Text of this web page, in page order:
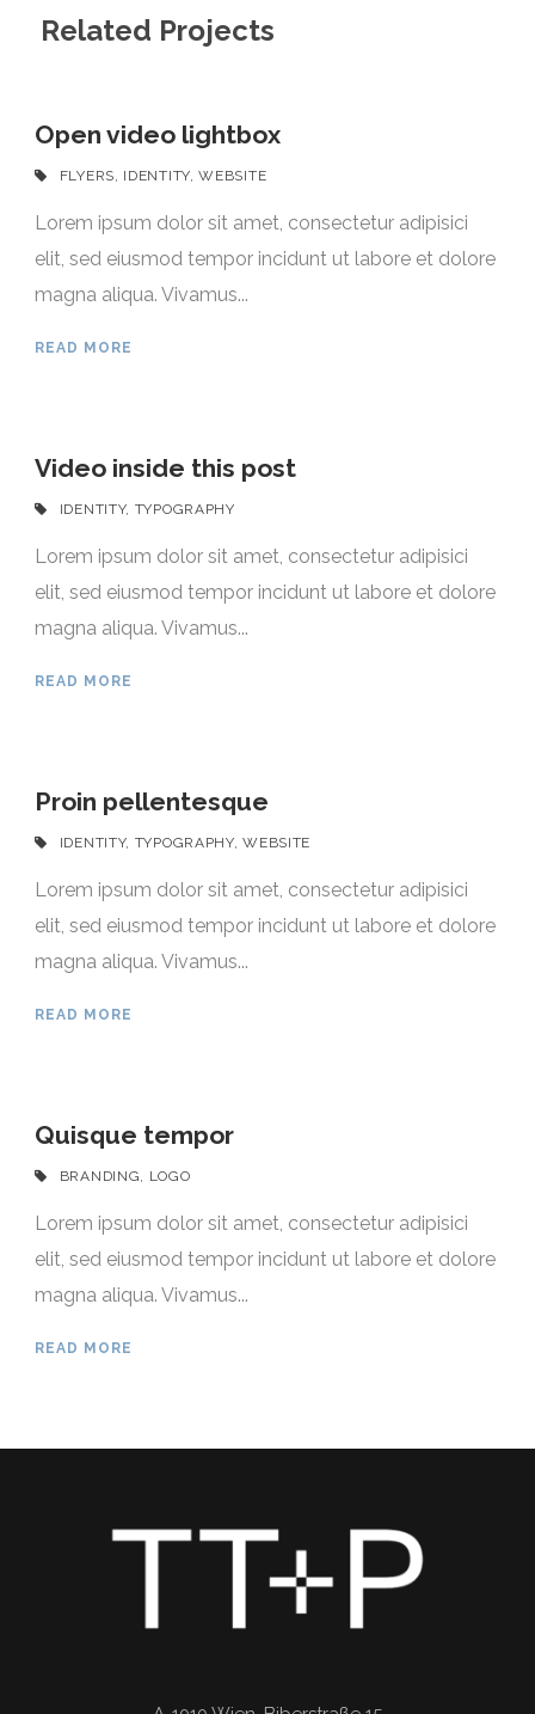
Related Projects
Open video lightbox
FLYERS, IDENTITY, WEBSITE
Lorem ipsum dolor sit amet, consectetur adipisici
elit, sed eiusmod tempor incidunt ut labore et dolore
magna aliqua. Vivamus...
READ MORE
Video inside this post
IDENTITY, TYPOGRAPHY
Lorem ipsum dolor sit amet, consectetur adipisici
elit, sed eiusmod tempor incidunt ut labore et dolore
magna aliqua. Vivamus...
READ MORE
Proin pellentesque
IDENTITY, TYPOGRAPHY, WEBSITE
Lorem ipsum dolor sit amet, consectetur adipisici
elit, sed eiusmod tempor incidunt ut labore et dolore
magna aliqua. Vivamus...
READ MORE
Quisque tempor
BRANDING, LOGO
Lorem ipsum dolor sit amet, consectetur adipisici
elit, sed eiusmod tempor incidunt ut labore et dolore
magna aliqua. Vivamus...
READ MORE